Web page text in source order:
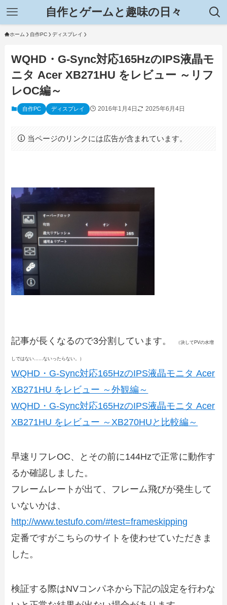
自作とゲームと趣味の日々
ホーム 自作PC ディスプレイ
WQHD・G-Sync対応165HzのIPS液晶モ
ニタ Acer XB271HU をレビュー ～リフ
レOC編～
自作PC ディスプレイ 2016年1月4日 2025年6月4日
当ページのリンクには広告が含まれています。
記事が長くなるので3分割しています。 （決してPVの水増
しではない……ないったらない。）
WQHD・G-Sync対応165HzのIPS液晶モニタ Acer
XB271HU をレビュー ～外観編～
WQHD・G-Sync対応165HzのIPS液晶モニタ Acer
XB271HU をレビュー ～XB270HUと比較編～
早速リフレOC、とその前に144Hzで正常に動作す
るか確認しました。
フレームレートが出て、フレーム飛びが発生して
いないかは、
http://www.testufo.com/#test=frameskipping
定番ですがこちらのサイトを使わせていただきま
した。
検証する際はNVコンパネから下記の設定を行わな